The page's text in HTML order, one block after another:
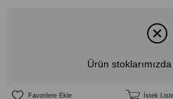
Ürün
Favorilere Ekle İstek